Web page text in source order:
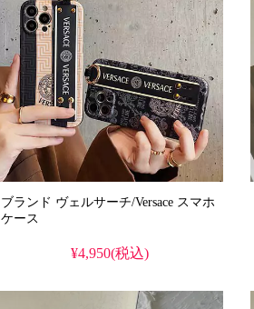
ブランド ヴェルサーチ/Versace スマホ
ケース
¥4,950(税込)